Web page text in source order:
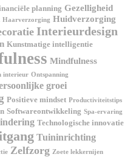
planning Gezelligheid
Haarverzorging Huidverzorging
Interieurdesign
Kunstmatige intelligentie
Mindfulness
interieur Ontspanning
groei
Positieve mindset Productiviteitstips
Softwareontwikkeling Spa-ervaring
Technologische innovatie
Tuininrichting
Zelfzorg Zoete lekkernijen